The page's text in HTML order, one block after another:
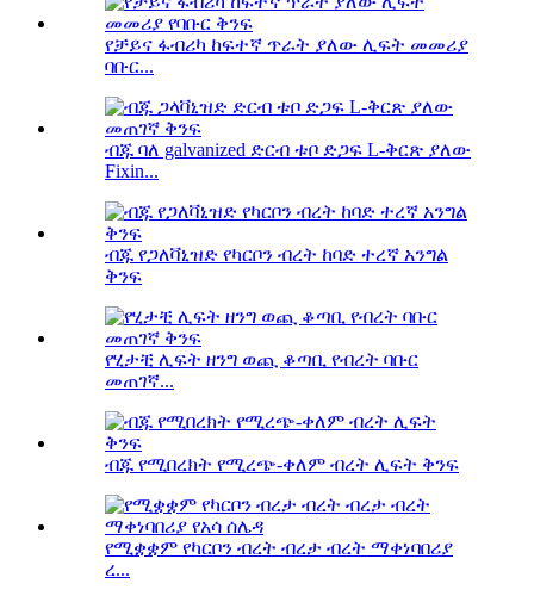
የቻይና ፋብሪካ ከፍተኛ ጥራት ያለው ሊፍት መመሪያ
ባቡር...
ብጁ ባለ galvanized ድርብ ቱቦ ድጋፍ L-ቅርጽ ያለው
Fixin...
ብጁ የጋለቫኒዝድ የካርቦን ብረት ከባድ ተረኛ አንግል
ቅንፍ
የሂታቺ ሊፍት ዘንግ ወጪ ቆጣቢ የብረት ባቡር
መጠገኛ...
ብጁ የሚበረክት የሚረጭ-ቀለም ብረት ሊፍት ቅንፍ
የሚቋቋም የካርቦን ብረት ብረታ ብረት ማቀነባበሪያ
ረ...